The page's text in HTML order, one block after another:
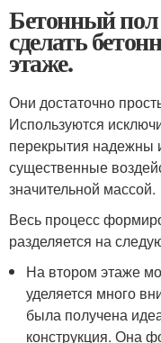
Бетонный пол
сделать
этаже.
Они достаточно
Используются
перекрытия надежны
существенные
значительной массой.
Весь процесс
разделяется на
На втором этаже
уделяется много
была получена
конструкция. Она